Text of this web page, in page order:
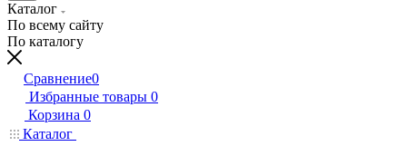
Каталог
По всему сайту
По каталогу
Сравнение0
Избранные товары 0
Корзина 0
Каталог